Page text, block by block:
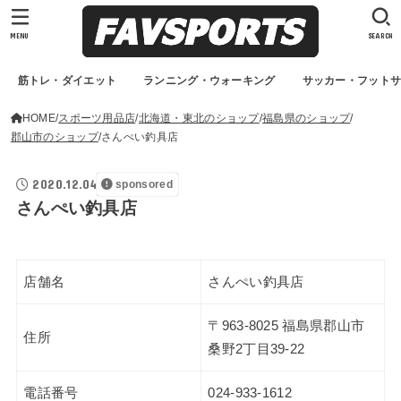
筋トレ・ダイエット ランニング・ウォーキング サッカー・フット
SEARCH
MENU
HOME スポーツ用品店 北海道・東北のショップ 福島県のショップ
郡山市のショップ さんぺい釣具店
2020.12.04 sponsored
さんぺい釣具店
店舗名 さんぺい釣具店
住所
〒963-8025 福島県郡山市
桑野2丁目39-22
電話番号 024-933-1612